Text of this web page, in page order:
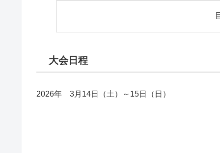
大会日程
2026年 3月14日（土）～15日（日）